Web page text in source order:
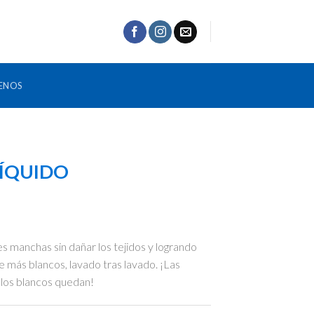
manchas sin dañar los tejidos y logrando
blancos, lavado tras lavado. ¡Las
blancos quedan!